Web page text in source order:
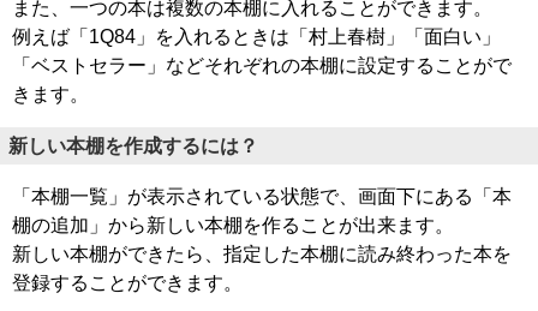
また、一つの本は複数の本棚に入れることができます。
例えば「1Q84」を入れるときは「村上春樹」「面白い」
「ベストセラー」などそれぞれの本棚に設定することがで
きます。
新しい本棚を作成するには？
「本棚一覧」が表示されている状態で、画面下にある「本
棚の追加」から新しい本棚を作ることが出来ます。
新しい本棚ができたら、指定した本棚に読み終わった本を
登録することができます。